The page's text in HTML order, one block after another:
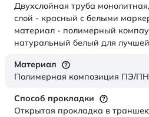
Двухслойная труба
слой - красный с белыми
материал - полимерный
натуральный белый для
Материал
Полимерная композиция ПЭ/
Способ прокладки
Открытая прокладка в